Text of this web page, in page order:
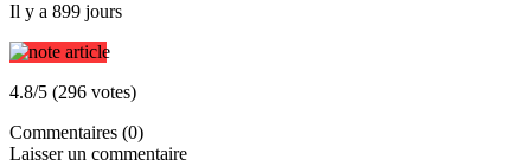
Il y a 899 jours
4.8/5 (296 votes)
Commentaires (0)
Laisser un commentaire